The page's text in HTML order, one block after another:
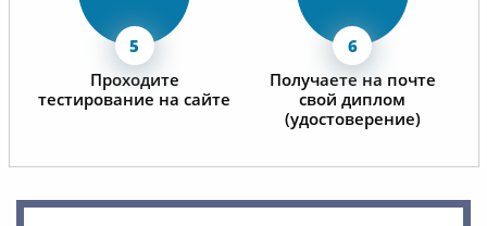
Проходите
тестирование на сайте
Получаете на почте
свой диплом
(удостоверение)